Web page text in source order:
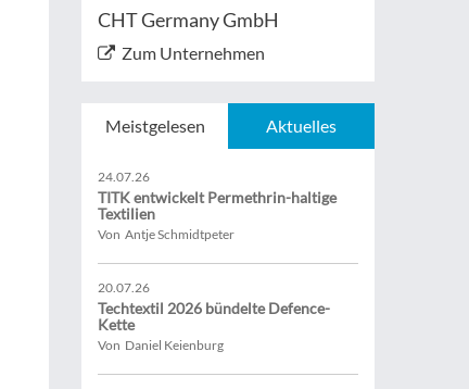
CHT Germany GmbH
Zum Unternehmen
Meistgelesen Aktuelles
24.07.26
TITK entwickelt Permethrin-haltige
Textilien
Von Antje Schmidtpeter
20.07.26
Techtextil 2026 bündelte Defence-
Kette
Von Daniel Keienburg